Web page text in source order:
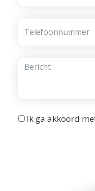
Ik ga akkoord